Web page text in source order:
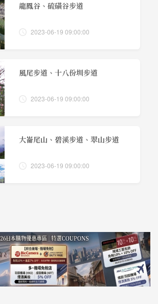
龍鳳谷、硫磺谷步道
2023-06-19 09:00:00
風尾步道、十八份圳步道
2023-06-19 09:00:00
大崙尾山、碧溪步道、翠山步道
2023-06-19 09:00:00